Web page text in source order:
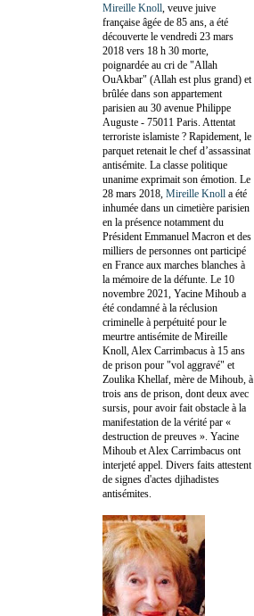
Mireille Knoll , veuve juive
française âgée de 85 ans, a été
découverte le vendredi 23 mars
2018 vers 18 h 30 morte,
poignardée au cri de "Allah
OuAkbar" (Allah est plus grand) et
brûlée dans son appartement
parisien au 30 avenue Philippe
Auguste - 75011 Paris. Attentat
terroriste islamiste ? Rapidement, le
parquet retenait le chef d’assassinat
antisémite. La classe politique
unanime exprimait son émotion. Le
28 mars 2018, Mireille Knoll a été
inhumée dans un cimetière parisien
en la présence notamment du
Président Emmanuel Macron et des
milliers de personnes ont participé
en France aux marches blanches à
la mémoire de la défunte. Le 10
novembre 2021, Yacine Mihoub a
été condamné à la réclusion
criminelle à perpétuité pour le
meurtre antisémite de Mireille
Knoll, Alex Carrimbacus à 15 ans
de prison pour "vol aggravé" et
Zoulika Khellaf, mère de Mihoub, à
trois ans de prison, dont deux avec
sursis, pour avoir fait obstacle à la
manifestation de la vérité par «
destruction de preuves ». Yacine
Mihoub et Alex Carrimbacus ont
interjeté appel. Divers faits attestent
de signes d'actes djihadistes
antisémites.